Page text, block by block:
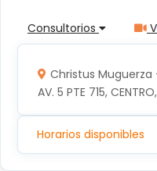
Consultorios
Christus Muguerza
AV. 5 PTE 715,
Horarios disponibles